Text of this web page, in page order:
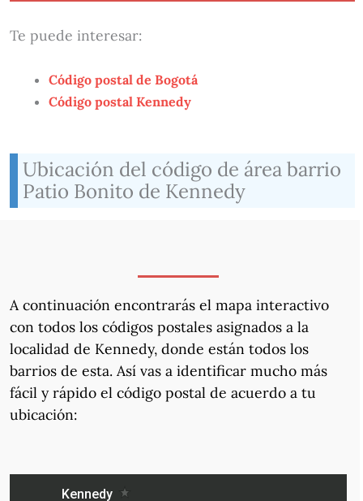
Te puede interesar:
Código postal de Bogotá
Código postal Kennedy
Ubicación del código de área barrio
Patio Bonito de Kennedy
A continuación encontrarás el mapa interactivo
con todos los códigos postales asignados a la
localidad de Kennedy, donde están todos los
barrios de esta. Así vas a identificar mucho más
fácil y rápido el código postal de acuerdo a tu
ubicación: